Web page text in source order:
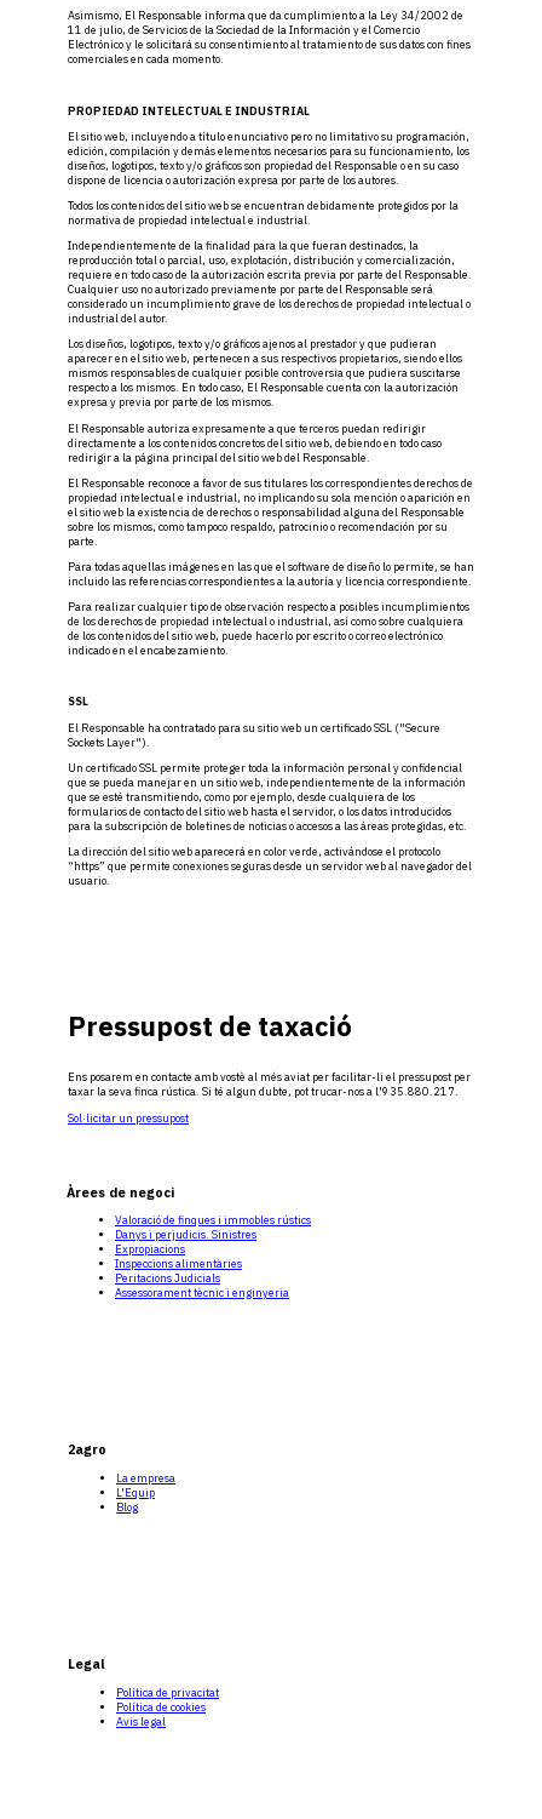
Asimismo, El Responsable informa que da cumplimiento a la Ley 34/2002 de
11 de julio, de Servicios de la Sociedad de la Información y el Comercio
Electrónico y le solicitará su consentimiento al tratamiento de sus datos con fines
comerciales en cada momento.
PROPIEDAD INTELECTUAL E INDUSTRIAL
El sitio web, incluyendo a título enunciativo pero no limitativo su programación,
edición, compilación y demás elementos necesarios para su funcionamiento, los
diseños, logotipos, texto y/o gráficos son propiedad del Responsable o en su caso
dispone de licencia o autorización expresa por parte de los autores.
Todos los contenidos del sitio web se encuentran debidamente protegidos por la
normativa de propiedad intelectual e industrial.
Independientemente de la finalidad para la que fueran destinados, la
reproducción total o parcial, uso, explotación, distribución y comercialización,
requiere en todo caso de la autorización escrita previa por parte del Responsable.
Cualquier uso no autorizado previamente por parte del Responsable será
considerado un incumplimiento grave de los derechos de propiedad intelectual o
industrial del autor.
Los diseños, logotipos, texto y/o gráficos ajenos al prestador y que pudieran
aparecer en el sitio web, pertenecen a sus respectivos propietarios, siendo ellos
mismos responsables de cualquier posible controversia que pudiera suscitarse
respecto a los mismos. En todo caso, El Responsable cuenta con la autorización
expresa y previa por parte de los mismos.
El Responsable autoriza expresamente a que terceros puedan redirigir
directamente a los contenidos concretos del sitio web, debiendo en todo caso
redirigir a la página principal del sitio web del Responsable.
El Responsable reconoce a favor de sus titulares los correspondientes derechos de
propiedad intelectual e industrial, no implicando su sola mención o aparición en
el sitio web la existencia de derechos o responsabilidad alguna del Responsable
sobre los mismos, como tampoco respaldo, patrocinio o recomendación por su
parte.
Para todas aquellas imágenes en las que el software de diseño lo permite, se han
incluido las referencias correspondientes a la autoría y licencia correspondiente.
Para realizar cualquier tipo de observación respecto a posibles incumplimientos
de los derechos de propiedad intelectual o industrial, así como sobre cualquiera
de los contenidos del sitio web, puede hacerlo por escrito o correo electrónico
indicado en el encabezamiento.
SSL
El Responsable ha contratado para su sitio web un certificado SSL ("Secure
Sockets Layer").
Un certificado SSL permite proteger toda la información personal y confidencial
que se pueda manejar en un sitio web, independientemente de la información
que se esté transmitiendo, como por ejemplo, desde cualquiera de los
formularios de contacto del sitio web hasta el servidor, o los datos introducidos
para la subscripción de boletines de noticias o accesos a las áreas protegidas, etc.
La dirección del sitio web aparecerá en color verde, activándose el protocolo
“https” que permite conexiones seguras desde un servidor web al navegador del
usuario.
Pressupost de taxació
Ens posarem en contacte amb vostè al més aviat per facilitar-li el pressupost per
taxar la seva finca rústica. Si té algun dubte, pot trucar-nos a l'935.880.217.
Sol·licitar un pressupost
Àrees de negoci
Valoració de finques i immobles rústics
Danys i perjudicis. Sinistres
Expropiacions
Inspeccions alimentàries
Peritacions Judicials
Assessorament tècnic i enginyeria
2agro
La empresa
L'Equip
Blog
Legal
Política de privacitat
Política de cookies
Avis legal